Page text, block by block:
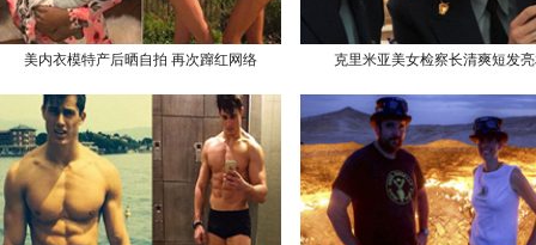
美内衣模特产后晒自拍 再次蹿红网络 克里米亚美女检察长清爽短发